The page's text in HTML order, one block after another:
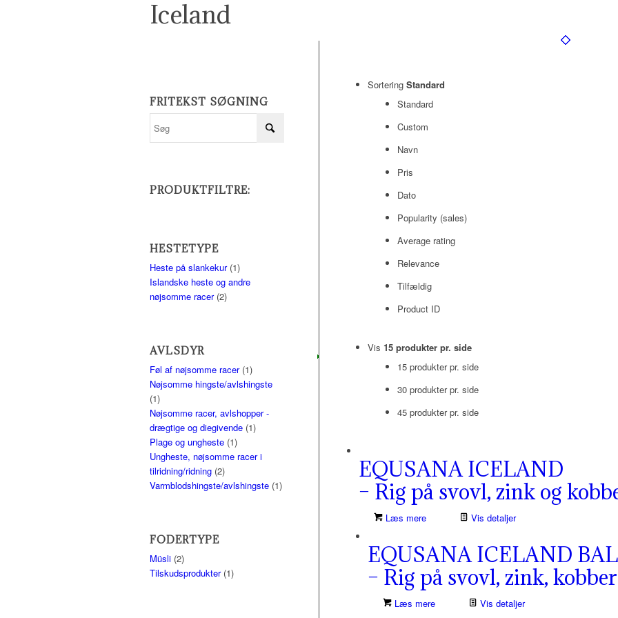
Iceland
Sortering Standard
Standard
Custom
Navn
Pris
Dato
Popularity (sales)
Average rating
Relevance
Tilfældig
Product ID
Vis 15 produkter pr. side
15 produkter pr. side
30 produkter pr. side
45 produkter pr. side
EQUSANA ICELAND
– Rig på svovl, zink og
Læs mere Vis detaljer
EQUSANA ICELAND
– Rig på svovl, zink, kobber
Læs mere Vis detaljer
FRITEKST SØGNING
PRODUKTFILTRE:
HESTETYPE
Heste på slankekur (1)
Islandske heste og andre
nøjsomme racer (2)
AVLSDYR
Føl af nøjsomme racer (1)
Nøjsomme hingste/avlshingste
(1)
Nøjsomme racer, avlshopper -
drægtige og diegivende (1)
Plage og ungheste (1)
Ungheste, nøjsomme racer i
tilridning/ridning (2)
Varmblodshingste/avlshingste (1)
FODERTYPE
Müsli (2)
Tilskudsprodukter (1)